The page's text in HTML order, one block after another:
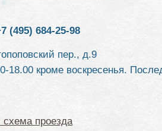
(495) 684-25-98
пер., д.9
18.00 кроме воскресенья.
схема проезда